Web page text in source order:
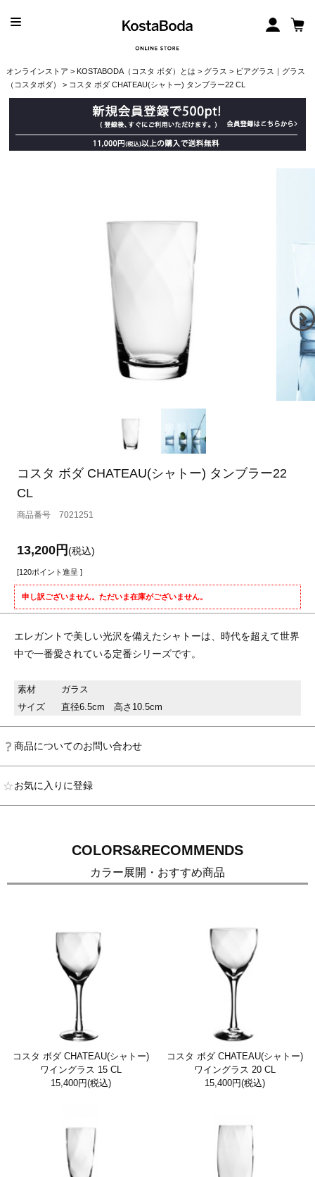
オンラインストア > KOSTABODA（コスタ ボダ）とは > グラス > ビアグラス｜グラス
（コスタボダ）
> コスタ ボダ CHATEAU(シャトー) タンブラー22 CL
コスタ ボダ CHATEAU(シャトー) タンブラー22
CL
7021251
13,200円(税込)
[120ポイント進呈 ]
申し訳ございません。ただいま在庫がございません。
エレガントで美しい光沢を備えたシャトーは、時代を超えて世界
中で一番愛されている定番シリーズです。
素材
ガラス
サイズ
直径6.5cm 高さ10.5cm
商品についてのお問い合わせ
お気に入りに登録
COLORS&RECOMMENDS
カラー展開・おすすめ商品
コスタ ボダ CHATEAU(シャトー)
ワイングラス 15 CL
15,400円(税込)
コスタ ボダ CHATEAU(シャトー)
ワイングラス 20 CL
15,400円(税込)